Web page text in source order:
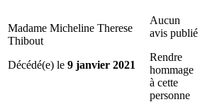
Madame Micheline Therese
Thibout
Décédé(e) le 9 janvier 2021
Aucun
avis publié
Rendre
hommage
à cette
personne